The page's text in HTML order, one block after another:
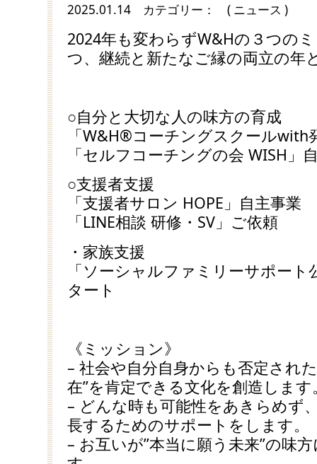
2025.01.14 カテゴリー： ( ニュース )
2024年も変わらずW&Hの３つの
つ、継続と新たなご縁の両立の年
○自分と大切な人の味方の育成
「W&H®コーチングスクールwith
「セルフコーチングの会 WISH」
○支援者支援
「支援者サロン HOPE」自主事業
「LINE相談 研修・SV」ご依頼
・家族支援
「ソーシャルファミリーサポート
タート
《ミッション》
– 社会や自分自身からも否定され
在”を肯定できる文化を創造します
– どんな時も可能性をあきらめず
長するためのサポートをします。
– お互いが”本当に願う未来”の味